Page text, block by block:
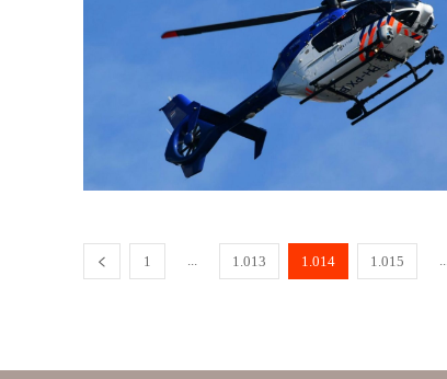
1 ... 1.013 1.014 1.015